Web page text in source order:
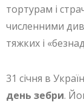
тортурам і
численними
тяжких і
31 січня в
день зебри.